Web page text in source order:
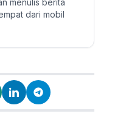
menulis berita
dari mobil